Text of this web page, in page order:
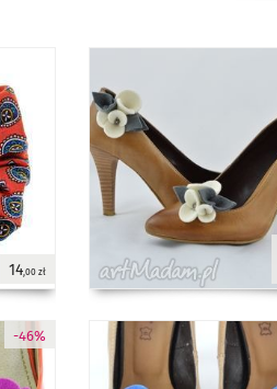
14,00 zł
-46%